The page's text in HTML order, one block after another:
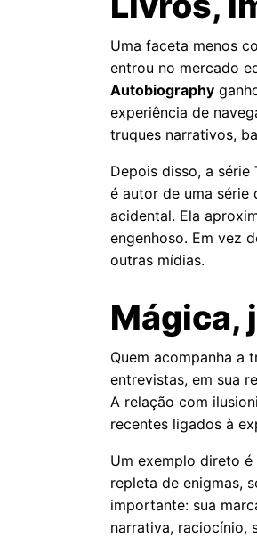
Uma faceta menos
entrou no mercado
Autobiography
experiência de
truques narrativos,
Depois disso, a série
é autor de uma
acidental. Ela
engenhoso. Em vez
outras mídias.
Mágica,
Quem acompanha a
entrevistas, em sua
A relação com
recentes ligados à
Um exemplo direto é
repleta de enigmas,
importante: sua
narrativa, raciocínio,